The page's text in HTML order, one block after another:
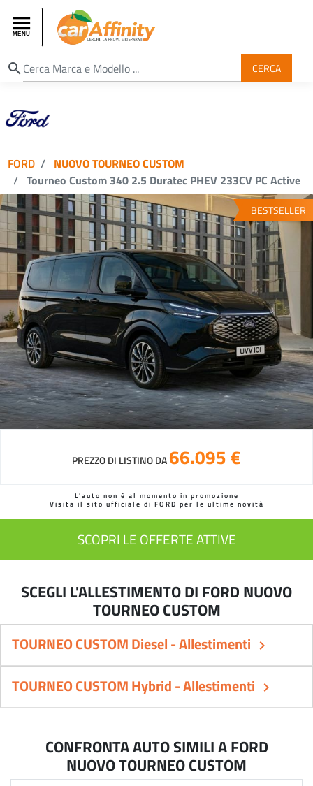
search CERCA
FORD
NUOVO TOURNEO CUSTOM
Tourneo Custom 340 2.5 Duratec PHEV 233CV PC Active
BESTSELLER
PREZZO DI LISTINO DA66.095 €
L'auto non è al momento in promozione
Visita il sito ufficiale di FORD per le ultime novità
SCOPRI LE OFFERTE ATTIVE
SCEGLI L'ALLESTIMENTO DI FORD NUOVO
TOURNEO CUSTOM
TOURNEO CUSTOM Diesel - Allestimenti keyboard_arrow_right
TOURNEO CUSTOM Hybrid - Allestimenti keyboard_arrow_right
CONFRONTA AUTO SIMILI A FORD
NUOVO TOURNEO CUSTOM